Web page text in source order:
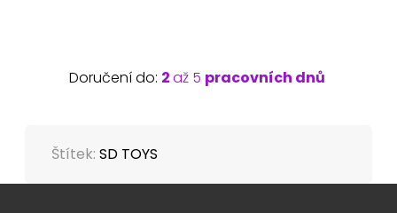
Doručení do: 2až 5 pracovních dnů
Štítek:SD TOYS